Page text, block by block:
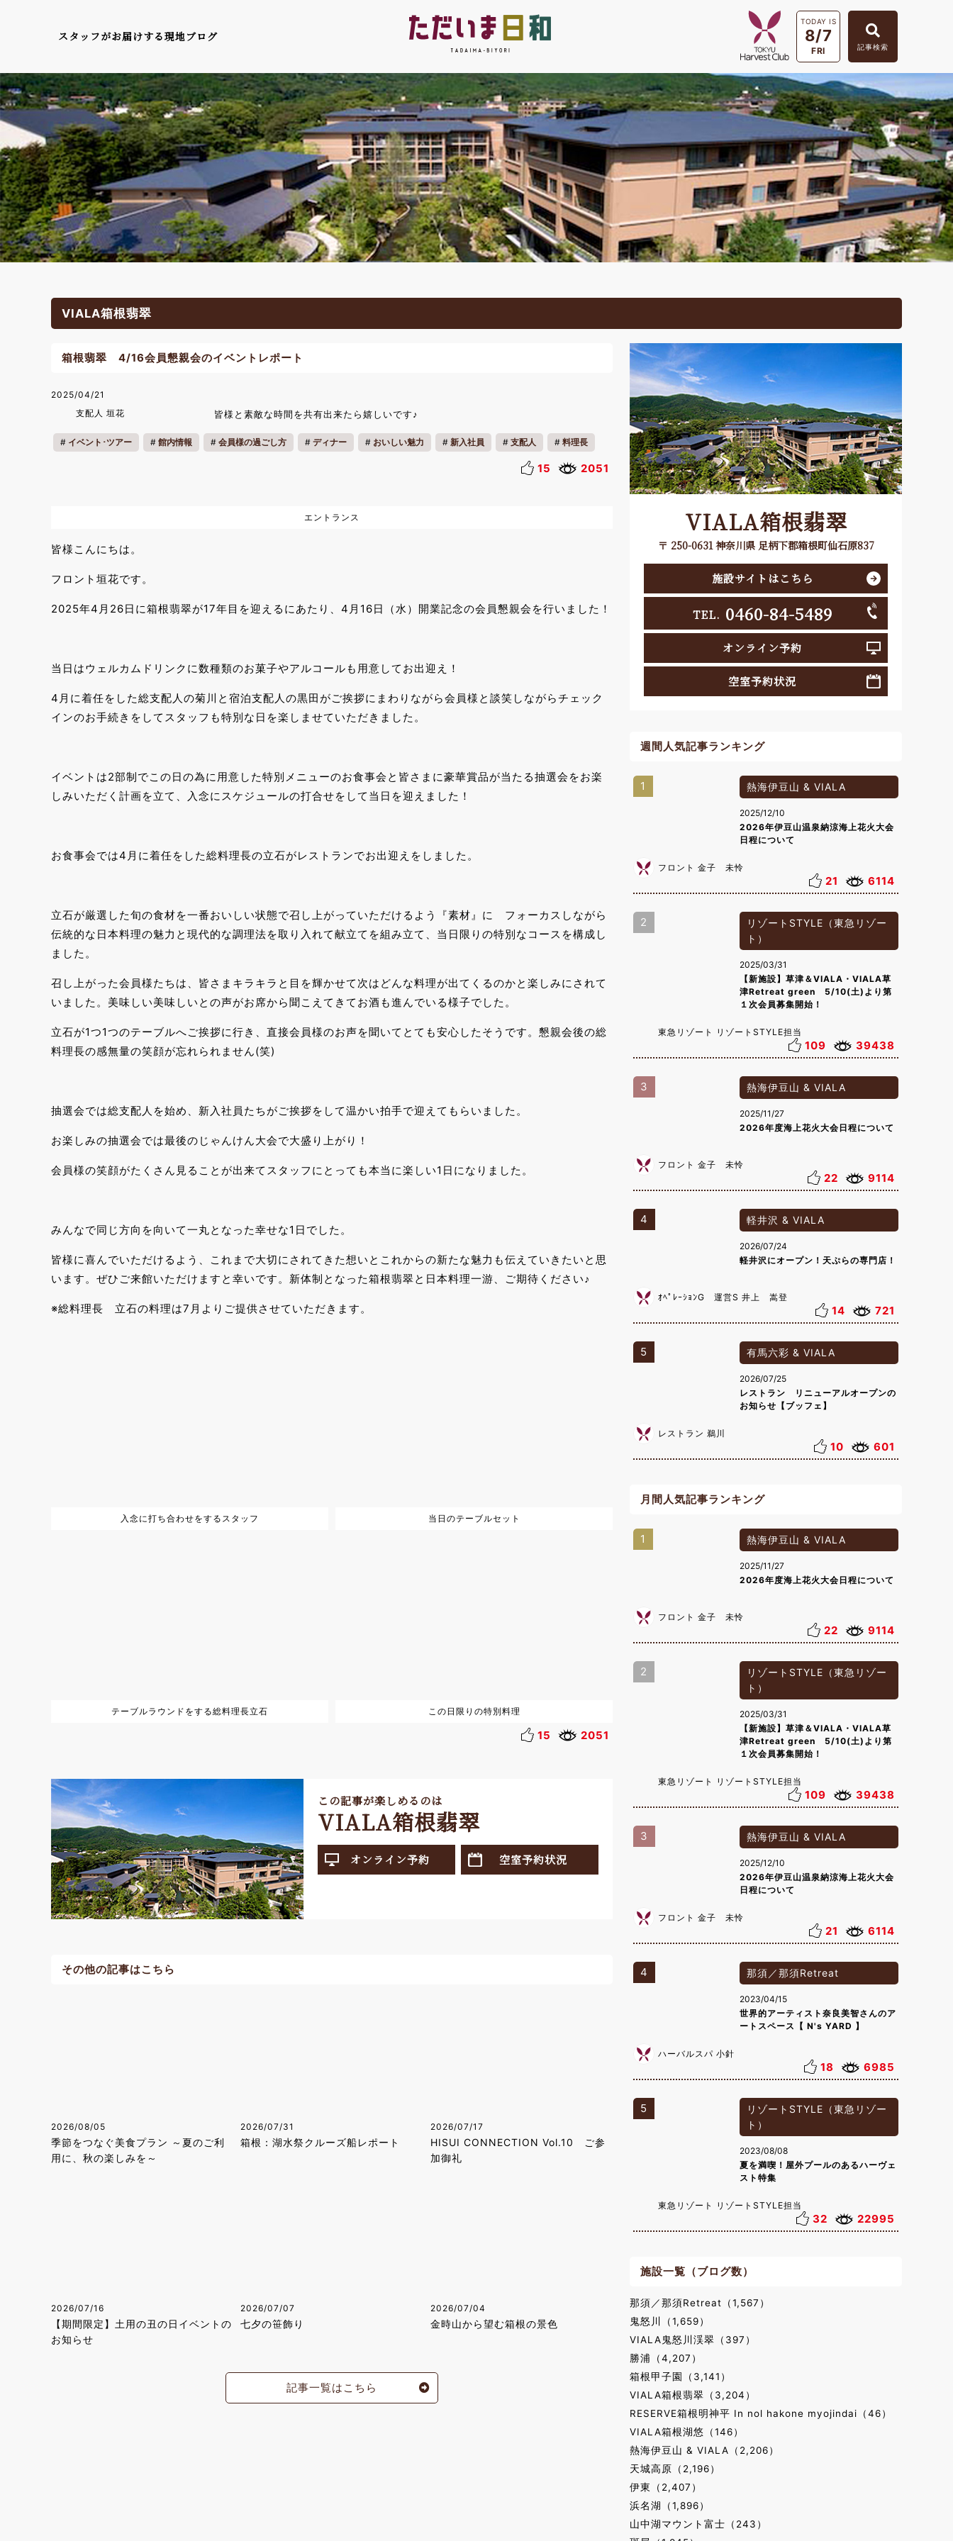
スタッフがお届けする現地ブログ
TODAY IS
8/7
FRI 記事検索
VIALA箱根翡翠
箱根翡翠 4/16会員懇親会のイベントレポート
2025/04/21
支配人 垣花
皆様と素敵な時間を共有出来たら嬉しいです♪
イベント･ツアー 館内情報 会員様の過ごし方 ディナー おいしい魅力 新入社員 支配人 料理長
15 2051
エントランス
皆様こんにちは。
フロント垣花です。
2025年4月26日に箱根翡翠が17年目を迎えるにあたり、4月16日（水）開業記念の会員懇親会を行いました！
当日はウェルカムドリンクに数種類のお菓子やアルコールも用意してお出迎え！
4月に着任をした総支配人の菊川と宿泊支配人の黒田がご挨拶にまわりながら会員様と談笑しながらチェック
インのお手続きをしてスタッフも特別な日を楽しませていただきました。
イベントは2部制でこの日の為に用意した特別メニューのお食事会と皆さまに豪華賞品が当たる抽選会をお楽
しみいただく計画を立て、入念にスケジュールの打合せをして当日を迎えました！
お食事会では4月に着任をした総料理長の立石がレストランでお出迎えをしました。
立石が厳選した旬の食材を一番おいしい状態で召し上がっていただけるよう『素材』に フォーカスしながら
伝統的な日本料理の魅力と現代的な調理法を取り入れて献立てを組み立て、当日限りの特別なコースを構成し
ました。
召し上がった会員様たちは、皆さまキラキラと目を輝かせて次はどんな料理が出てくるのかと楽しみにされて
いました。美味しい美味しいとの声がお席から聞こえてきてお酒も進んでいる様子でした。
立石が1つ1つのテーブルへご挨拶に行き、直接会員様のお声を聞いてとても安心したそうです。懇親会後の総
料理長の感無量の笑顔が忘れられません(笑)
抽選会では総支配人を始め、新入社員たちがご挨拶をして温かい拍手で迎えてもらいました。
お楽しみの抽選会では最後のじゃんけん大会で大盛り上がり！
会員様の笑顔がたくさん見ることが出来てスタッフにとっても本当に楽しい1日になりました。
みんなで同じ方向を向いて一丸となった幸せな1日でした。
皆様に喜んでいただけるよう、これまで大切にされてきた想いとこれからの新たな魅力も伝えていきたいと思
います。ぜひご来館いただけますと幸いです。新体制となった箱根翡翠と日本料理一游、ご期待ください♪
※総料理長 立石の料理は7月よりご提供させていただきます。
入念に打ち合わせをするスタッフ 当日のテーブルセット
テーブルラウンドをする総料理長立石 この日限りの特別料理
15 2051
この記事が楽しめるのは
VIALA箱根翡翠
オンライン予約 空室予約状況
その他の記事はこちら
2026/08/05
季節をつなぐ美食プラン ～夏のご利
用に、秋の楽しみを～
2026/07/31
箱根：湖水祭クルーズ船レポート
2026/07/17
HISUI CONNECTION Vol.10 ご参
加御礼
2026/07/16
【期間限定】土用の丑の日イベントの
お知らせ
2026/07/07
七夕の笹飾り
2026/07/04
金時山から望む箱根の景色
記事一覧はこちら
VIALA箱根翡翠
〒 250-0631 神奈川県 足柄下郡箱根町仙石原837
施設サイトはこちら
TEL. 0460-84-5489
オンライン予約
空室予約状況
週間人気記事ランキング
1 熱海伊豆山 & VIALA
2025/12/10
2026年伊豆山温泉納涼海上花火大会
日程について
フロント 金子 未怜
21 6114
2
リゾートSTYLE（東急リゾー
ト）
2025/03/31
【新施設】草津＆VIALA・VIALA草
津Retreat green 5/10(土)より第
１次会員募集開始！
東急リゾート リゾートSTYLE担当
109 39438
3 熱海伊豆山 & VIALA
2025/11/27
2026年度海上花火大会日程について
フロント 金子 未怜
22 9114
4 軽井沢 & VIALA
2026/07/24
軽井沢にオープン！天ぷらの専門店！
ｵﾍﾟﾚｰｼｮﾝG 運営S 井上 嵩登
14 721
5 有馬六彩 & VIALA
2026/07/25
レストラン リニューアルオープンの
お知らせ【ブッフェ】
レストラン 鵜川
10 601
月間人気記事ランキング
1 熱海伊豆山 & VIALA
2025/11/27
2026年度海上花火大会日程について
フロント 金子 未怜
22 9114
2
リゾートSTYLE（東急リゾー
ト）
2025/03/31
【新施設】草津＆VIALA・VIALA草
津Retreat green 5/10(土)より第
１次会員募集開始！
東急リゾート リゾートSTYLE担当
109 39438
3 熱海伊豆山 & VIALA
2025/12/10
2026年伊豆山温泉納涼海上花火大会
日程について
フロント 金子 未怜
21 6114
4 那須／那須Retreat
2023/04/15
世界的アーティスト奈良美智さんのア
ートスペース【 N's YARD 】
ハーバルスパ 小針
18 6985
5
リゾートSTYLE（東急リゾー
ト）
2023/08/08
夏を満喫！屋外プールのあるハーヴェ
スト特集
東急リゾート リゾートSTYLE担当
32 22995
施設一覧（ブログ数）
那須／那須Retreat（1,567）
鬼怒川（1,659）
VIALA鬼怒川渓翠（397）
勝浦（4,207）
箱根甲子園（3,141）
VIALA箱根翡翠（3,204）
RESERVE箱根明神平 In nol hakone myojindai（46）
VIALA箱根湖悠（146）
熱海伊豆山 & VIALA（2,206）
天城高原（2,196）
伊東（2,407）
浜名湖（1,896）
山中湖マウント富士（243）